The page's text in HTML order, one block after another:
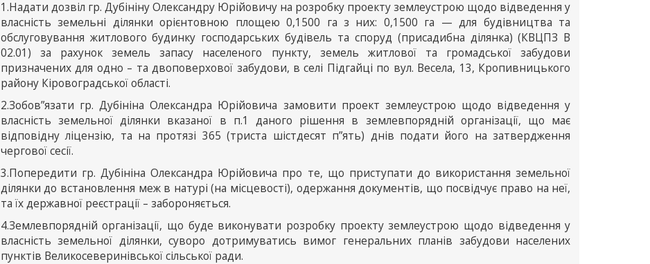
1.Надати дозвіл гр. Дубініну Олександру Юрійовичу на розробку проекту землеустрою щодо відведення у
власність земельні ділянки орієнтовною площею 0,1500 га з них: 0,1500 га — для будівництва та
обслуговування житлового будинку господарських будівель та споруд (присадибна ділянка) (КВЦПЗ В
02.01) за рахунок земель запасу населеного пункту, земель житлової та громадської забудови
призначених для одно – та двоповерхової забудови, в селі Підгайці по вул. Весела, 13, Кропивницького
району Кіровоградської області.
2.Зобов”язати гр. Дубініна Олександра Юрійовича замовити проект землеустрою щодо відведення у
власність земельної ділянки вказаної в п.1 даного рішення в землевпорядній організації, що має
відповідну ліцензію, та на протязі 365 (триста шістдесят п”ять) днів подати його на затвердження
чергової сесії.
3.Попередити гр. Дубініна Олександра Юрійовича про те, що приступати до використання земельної
ділянки до встановлення меж в натурі (на місцевості), одержання документів, що посвідчує право на неї,
та їх державної реєстрації – забороняється.
4.Землевпорядній організації, що буде виконувати розробку проекту землеустрою щодо відведення у
власність земельної ділянки, суворо дотримуватись вимог генеральних планів забудови населених
пунктів Великосеверинівської сільської ради.